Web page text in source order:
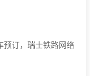
预订，瑞士铁路网络